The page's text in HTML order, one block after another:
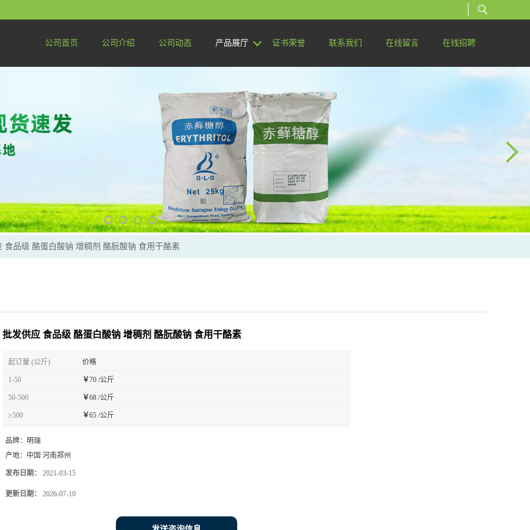
公司首页 公司介绍 公司动态 产品展厅 证书荣誉 联系我们 在线留言 在线招聘
食品级 酪蛋白酸钠 增稠剂 酪朊酸钠 食用干酪素
批发供应 食品级 酪蛋白酸钠 增稠剂 酪朊酸钠 食用干酪素
起订量 (公斤) 价格
1-50 ￥70 /公斤
50-500 ￥68 /公斤
≥500 ￥65 /公斤
品牌： 明瑞
产地： 中国 河南郑州
发布日期： 2021-03-15
更新日期： 2026-07-10